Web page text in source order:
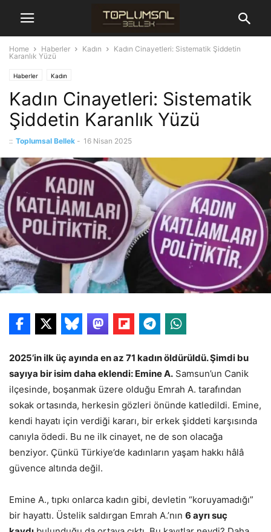
Home Haberler Kadın
Kadın Cinayetleri: Sistematik Şiddetin
Karanlık Yüzü
Haberler Kadın
Kadın Cinayetleri: Sistematik
Şiddetin Karanlık Yüzü
:: Toplumsal Bellek - 16 Nisan 2025
2025’in ilk üç ayında en az 71 kadın öldürüldü. Şimdi bu
sayıya bir isim daha eklendi: Emine A. Samsun’un Canik
ilçesinde, boşanmak üzere olduğu Emrah A. tarafından
sokak ortasında, herkesin gözleri önünde katledildi. Emine,
kendi hayatı için verdiği kararı, bir erkek şiddeti karşısında
canıyla ödedi. Bu ne ilk cinayet, ne de son olacağa
benziyor. Çünkü Türkiye’de kadınların yaşam hakkı hâlâ
güvence altında değil.
Emine A., tıpkı onlarca kadın gibi, devletin “koruyamadığı”
bir hayattı. Üstelik saldırgan Emrah A.’nın 6 ayrı suç